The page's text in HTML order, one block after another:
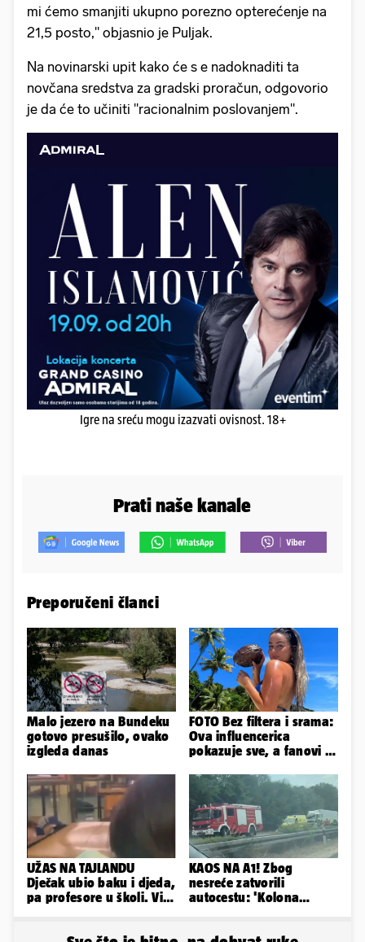
mi ćemo smanjiti ukupno porezno opterećenje na
21,5 posto," objasnio je Puljak.
Na novinarski upit kako će s e nadoknaditi ta
novčana sredstva za gradski proračun, odgovorio
je da će to učiniti "racionalnim poslovanjem".
Igre na sreću mogu izazvati ovisnost. 18+
Prati naše kanale
Preporučeni članci
Malo jezero na Bundeku
gotovo presušilo, ovako
izgleda danas
FOTO Bez filtera i srama:
Ova influencerica
pokazuje sve, a fanovi je
UŽAS NA TAJLANDU
Dječak ubio baku i djeda,
pa profesore u školi. Više
KAOS NA A1! Zbog
nesreće zatvorili
autocestu: 'Kolona